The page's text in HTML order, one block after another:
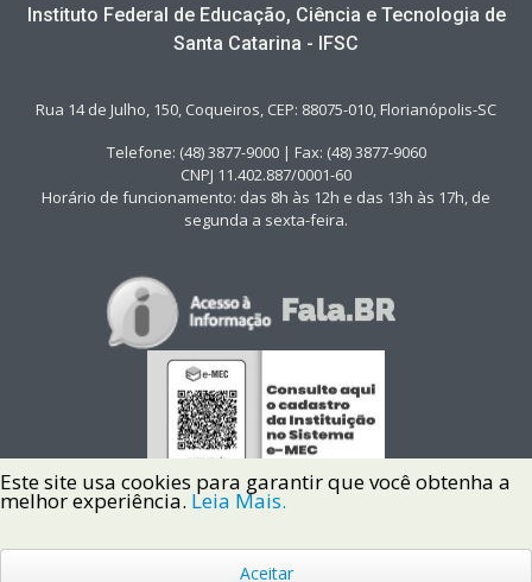
Instituto Federal de Educação, Ciência e Tecnologia de
Santa Catarina - IFSC
Rua 14 de Julho, 150, Coqueiros, CEP: 88075-010, Florianópolis-SC
Telefone: (48) 3877-9000 | Fax: (48) 3877-9060
CNPJ 11.402.887/0001-60
Horário de funcionamento: das 8h às 12h e das 13h às 17h, de
segunda a sexta-feira.
Copyright © 2022 Instituto Federal de Santa Catarina IFSC
Este site usa cookies para garantir que você obtenha a
melhor experiência. Leia Mais.
Aceitar